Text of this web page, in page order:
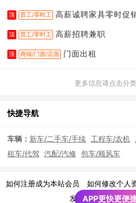
顶 普工/零时工 高薪诚聘家具零时促
顶 普工/零时工 高薪招聘兼职
顶 商铺/门面/店面 门面出租
更多信息请点击分
快捷导航
车辆： 新车/二手车/手续 工程车/农机
租车/代驾 汽配/汽修 包车/顺风车
如何注册成为本站会员 如何修改个人
发布广告须知 | 网
APP更快更便